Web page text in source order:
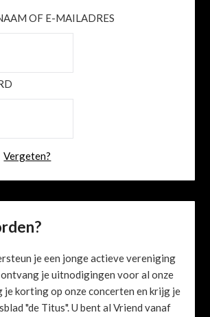
OF E-MAILADRES
Vergeten?
je een jonge actieve vereniging
je uitnodigingen voor al onze
je korting op onze concerten en krijg je
"de Titus". U bent al Vriend vanaf